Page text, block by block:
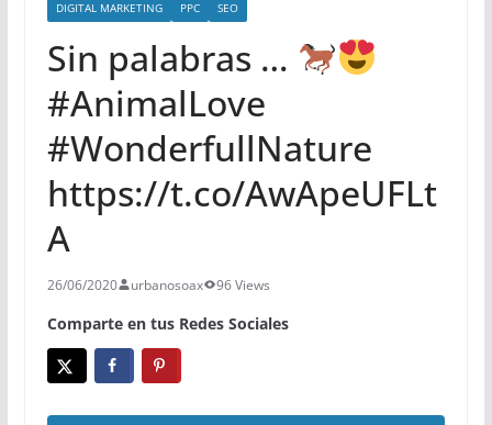
DIGITAL MARKETING PPC SEO
Sin palabras …
#AnimalLove
#WonderfullNature
https://t.co/AwApeUFLt
A
26/06/2020 urbanosoax 96 Views
Comparte en tus Redes Sociales